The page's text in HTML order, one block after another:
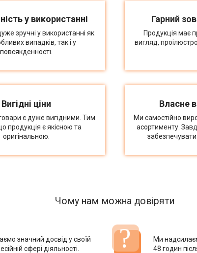
у використанні
зручні у використанні як
випадків, так і у
повсякденності.
Гарний
Продукція має
вигляд,
Вигідні ціни
є дуже вигідними. Тим
продукція є якісною та
оригінальною.
Власне
Ми самостійно
асортименту.
забезпечувати
Чому нам можна довіряти
значний досвід у своїй
сфері діяльності.
Ми
48 годин